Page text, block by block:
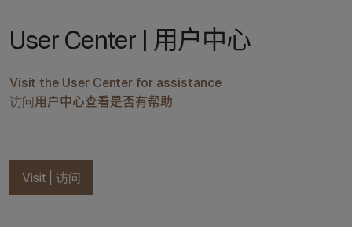
User Center | 用户中心
Visit the User Center for assistance
访问用户中心查看是否有帮助
Visit | 访问